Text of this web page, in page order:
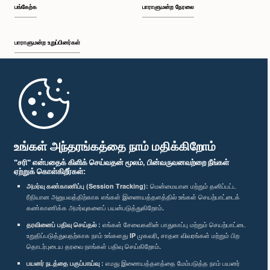
உங்கள் அந்தரங்கத்தை நாம் மதிக்கிறோம்
"சரி" என்பதைக் கிளிக் செய்வதன் மூலம், பின்வருவனவற்றை நீங்கள்
ஏற்றுக் கொள்கிறீர்கள்:
அமர்வு கண்காணிப்பு (Session Tracking): மென்மையான மற்றும் தனிப்பட்ட
ரீதியான அனுபவத்திற்காக எங்கள் இணையத்தளத்தில் உங்கள் செயற்பாட்டைக்
கண்காணிக்க அமர்வுகளைப் பயன்படுத்துகிறோம்.
தரவினைப் பதிவு செய்தல் : எங்கள் சேவைகளின் பாதுகாப்பு மற்றும் செயற்பாட்டை
உறுதிப்படுத்துவதற்காக நாம் உங்களது IP முகவரி, சாதன விவரங்கள் மற்றும் பிற
தொடர்புடைய தரவை நாங்கள் பதிவு செய்கிறோம்.
பயனர் நடத்தை பகுப்பாய்வு : எமது இணையத்தளத்தை மேம்படுத்த நாம் பயனர்
பங்கேற்க
பாராளுமன்ற உறுப்பினர்கள்
முதற்பக்கம்
பாராளுமன்ற நேரலை
பாராளுமன்ற கையடக்க செயலி
எம்மை பின்தொடர்க :
விருதுகள்